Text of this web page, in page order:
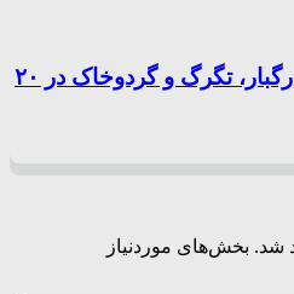
هشدار هواشناسی؛ تداوم رگبار، تگرگ و گردوخاک در ۲۰
شد. بخش‌های موردنیاز